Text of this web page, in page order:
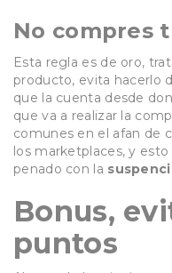
No compres
Esta regla es de oro,
producto, evita hacerlo
que la cuenta desde
que va a realizar la
comunes en el afan de
los marketplaces, y
penado con la
Bonus,
puntos